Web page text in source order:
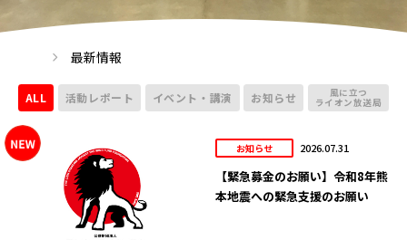
最新情報
ALL 活動レポート イベント・講演 お知らせ 風に立つ
ライオン放送局
お知らせ 2026.07.31
【緊急募金のお願い】令和8年熊
本地震への緊急支援のお願い